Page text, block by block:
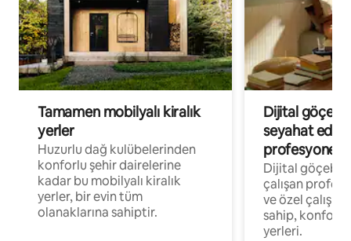
Tamamen mobilyalı kiralık
yerler
Huzurlu dağ kulübelerinden
konforlu şehir dairelerine
kadar bu mobilyalı kiralık
yerler, bir evin tüm
olanaklarına sahiptir.
Dijital
seyahat eden
Dijital
çalışan
ve özel
sahip,
yerleri.